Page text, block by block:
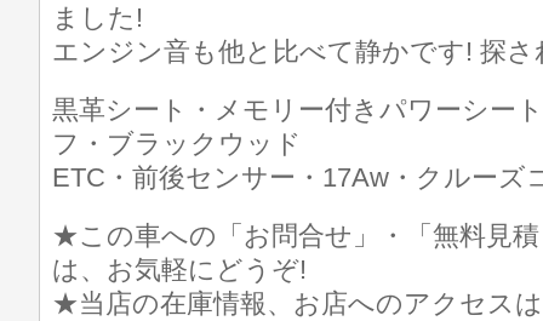
ました!
エンジン音も他と比べて静かです! 探
黒革シート・メモリー付きパワーシー
フ・ブラックウッド
ETC・前後センサー・17Aw・クルーズ
★この車への「お問合せ」・「無料見
は、お気軽にどうぞ!
★当店の在庫情報、お店へのアクセス